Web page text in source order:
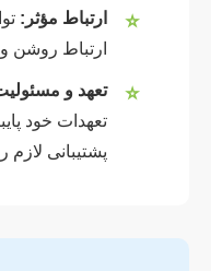
⭐ ارتباط مؤثر:
ارتباط روشن
⭐ تعهد و
تعهدات خود
پشتیبانی لازم